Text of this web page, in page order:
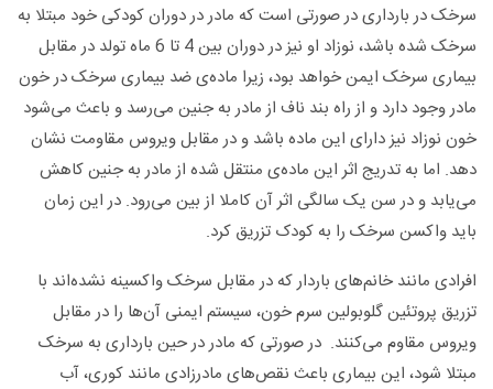
سرخک در بارداری در صورتی است که مادر در دوران کودکی خود مبتلا به
سرخک شده باشد، نوزاد او نیز در دوران بین 4 تا 6 ماه تولد در مقابل
بیماری سرخک ایمن خواهد بود، زیرا ماده‌ی ضد بیماری سرخک در خون
مادر وجود دارد و از راه بند ناف از مادر به جنین می‌‌رسد و باعث می‌شود
خون نوزاد نیز دارای این ماده ‌باشد و در مقابل ویروس مقاومت نشان
دهد. اما به تدریج اثر این ماده‌ی منتقل شده از مادر به جنین کاهش
می‌یابد و در سن یک سالگی اثر آن کاملا از بین می‌رود. در این زمان
باید واکسن سرخک را به کودک تزریق کرد.
افرادی مانند خانم‌های باردار که در مقابل سرخک واکسینه نشده‌اند با
تزریق پروتئین گلوبولین سرم خون، سیستم ایمنی آن‌ها را در مقابل
ویروس مقاوم می‌کنند. در صورتی که مادر در حین بارداری به سرخک
مبتلا شود، این بیماری باعث نقص‌های مادرزادی مانند کوری، آب